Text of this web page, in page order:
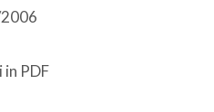
in PDF